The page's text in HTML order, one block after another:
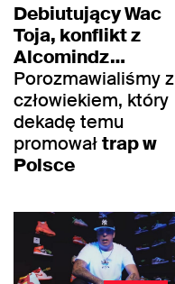
Debiutujący Wac
Toja, konflikt z
Alcomindz…
Porozmawialiśmy z
człowiekiem, który
dekadę temu
promowałtrap w
Polsce